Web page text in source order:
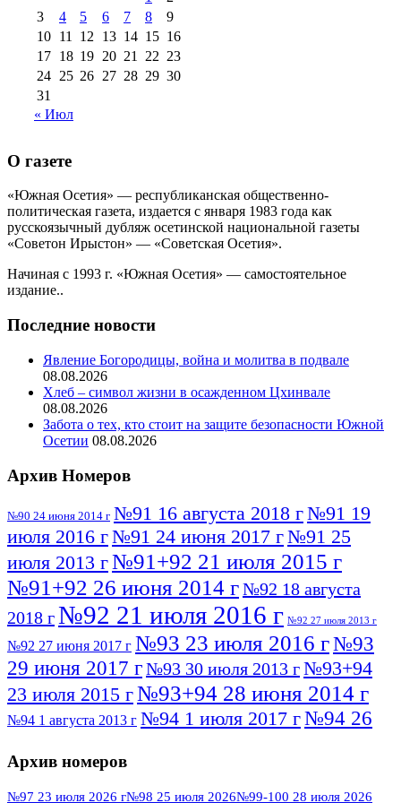
августа 2013 г (12)
3
4 5 6 7 8
9
10 11 12 13 14 15 16
17 18 19 20 21 22 23
24 25 26 27 28 29 30
31
« Июл
О газете
«Южная Осетия» — республиканская общественно-
политическая газета, издается с января 1983 года как
русскоязычный дубляж осетинской национальной газеты
«Советон Ирыстон» — «Советская Осетия».
Начиная с 1993 г. «Южная Осетия» — самостоятельное
издание..
Последние новости
Явление Богородицы, война и молитва в подвале
08.08.2026
Хлеб – символ жизни в осажденном Цхинвале
08.08.2026
Забота о тех, кто стоит на защите безопасности Южной
Осетии 08.08.2026
Архив Номеров
№90 24 июня 2014 г №91 16 августа 2018 г№91 19
июля 2016 г№91 24 июня 2017 г№91 25
июля 2013 г№91+92 21 июля 2015 г
№91+92 26 июня 2014 г№92 18 августа
2018 г№92 21 июля 2016 г №92 27 июля 2013 г
№92 27 июня 2017 г №93 23 июля 2016 г№93
29 июня 2017 г№93 30 июля 2013 г№93+94
23 июля 2015 г№93+94 28 июня 2014 г
№94 1 августа 2013 г №94 1 июля 2017 г№94 26
№95 7 августа 2012 г
№95 28 июля 2016 г №95+96 3 августа
Архив номеров
№97 23 июля 2026 г№98 25 июля 2026№99-100 28 июля 2026